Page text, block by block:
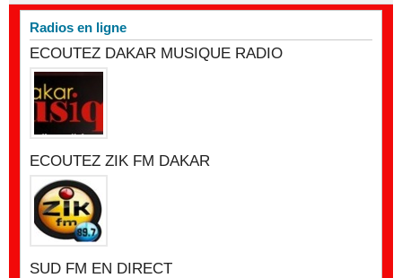
Radios en ligne
ECOUTEZ DAKAR MUSIQUE RADIO
ECOUTEZ ZIK FM DAKAR
SUD FM EN DIRECT